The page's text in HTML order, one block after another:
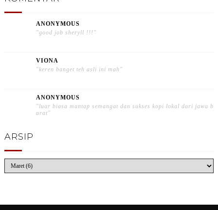
ANONYMOUS
"good job sheryll !!!"
VIONA
"keren banget teh asli ini mah"
ANONYMOUS
"luar biasa mantap semangat dan sukses kopi lokal dari jawa b
arat"
ARSIP